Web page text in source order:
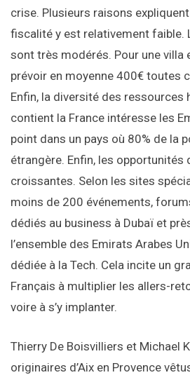
crise. Plusieurs raisons
fiscalité y est relativement faible.
sont très modérés. Pour une villa
prévoir en moyenne 400€ toutes
Enfin, la diversité des ressources
contient la France intéresse les
point dans un pays où 80% de la
étrangère. Enfin, les opportunités
croissantes. Selon les sites
moins de 200 événements,
dédiés au business à Dubaï et
l’ensemble des Emirats Arabes
dédiée à la Tech. Cela incite un
Français à multiplier les allers-
voire à s’y implanter.
Thierry De Boisvilliers et Michael
originaires d’Aix en Provence